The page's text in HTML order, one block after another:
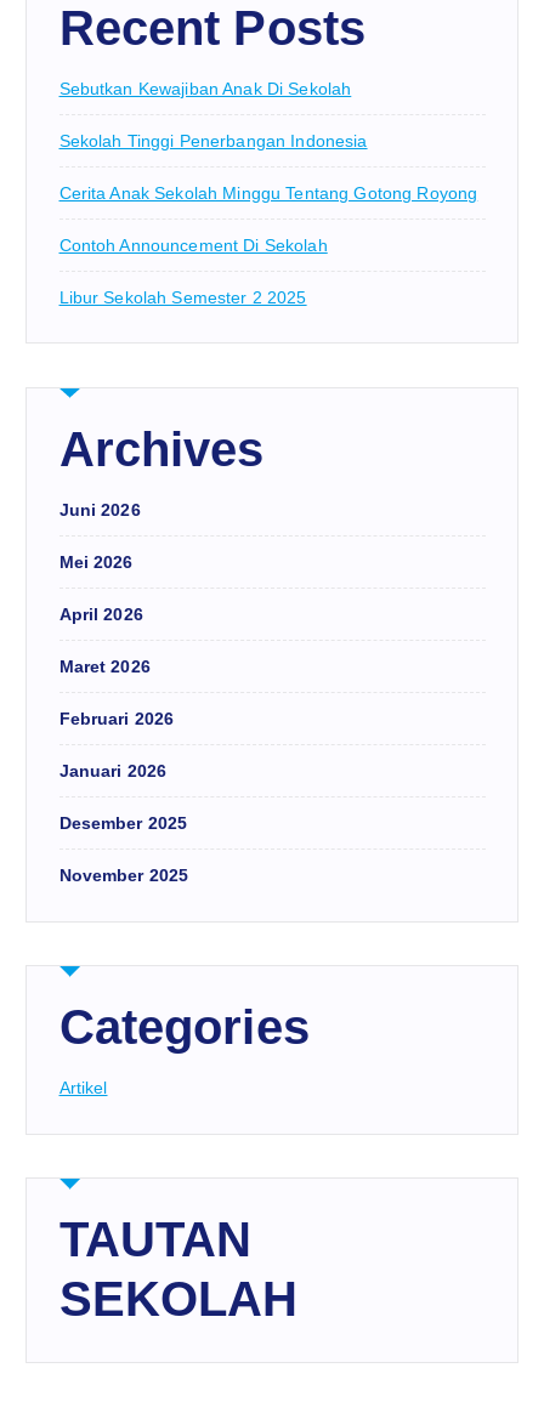
Recent Posts
Sebutkan Kewajiban Anak Di Sekolah
Sekolah Tinggi Penerbangan Indonesia
Cerita Anak Sekolah Minggu Tentang Gotong Royong
Contoh Announcement Di Sekolah
Libur Sekolah Semester 2 2025
Archives
Juni 2026
Mei 2026
April 2026
Maret 2026
Februari 2026
Januari 2026
Desember 2025
November 2025
Categories
Artikel
TAUTAN
SEKOLAH